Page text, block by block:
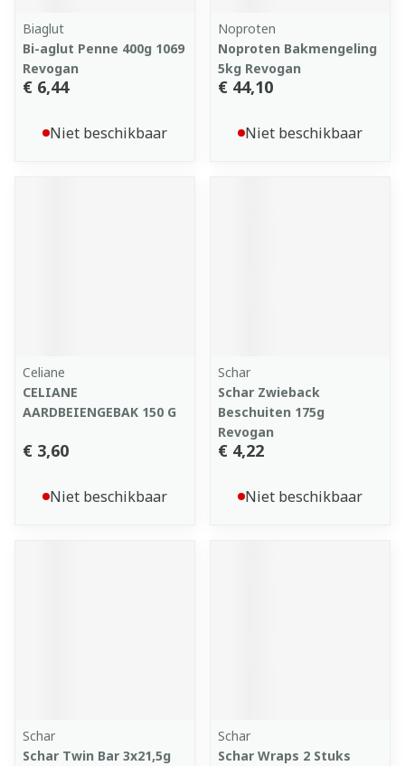
Biaglut
Bi-aglut Penne 400g 1069
Revogan
€ 6,44
Niet beschikbaar
Noproten
Noproten Bakmengeling
5kg Revogan
€ 44,10
Niet beschikbaar
Celiane
CELIANE
AARDBEIENGEBAK 150 G
€ 3,60
Niet beschikbaar
Schar
Schar Zwieback
Beschuiten 175g
Revogan
€ 4,22
Niet beschikbaar
Schar
Schar Twin Bar 3x21,5g
Schar
Schar Wraps 2 Stuks